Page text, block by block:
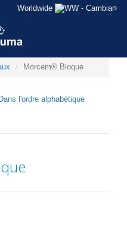
Worldwide - Cambiar
Morcem® Bloque
Dans l'ordre alphabétique